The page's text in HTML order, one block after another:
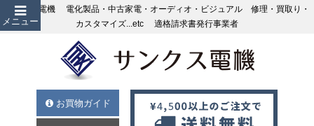
メニュー
サンクス電機 電化製品・中古家電・オーディオ・ビジュアル 修理・買取り・
カスタマイズ...etc 適格請求書発行事業者
お買物ガイド